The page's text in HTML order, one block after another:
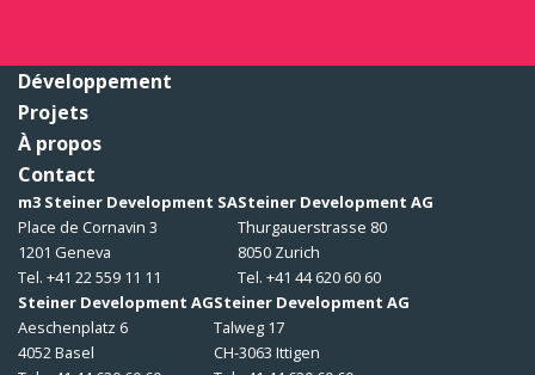
Développement
Projets
À propos
Contact
m3 Steiner Development SA
Place de Cornavin 3
1201 Geneva
Tel. +41 22 559 11 11
Steiner Development AG
Thurgauerstrasse 80
8050 Zurich
Tel. +41 44 620 60 60
Steiner Development AG
Aeschenplatz 6
4052 Basel
Steiner Development AG
Talweg 17
CH-3063 Ittigen